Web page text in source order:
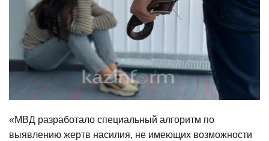
«МВД разработало специальный алгоритм по
выявлению жертв насилия, не имеющих возможности